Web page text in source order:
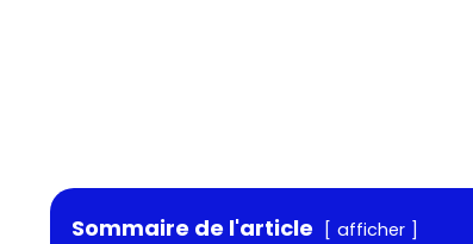
Sommaire de l'article afficher